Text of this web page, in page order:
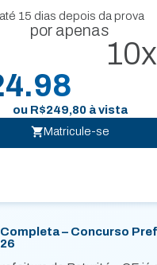
– Concurso
15 dias depois da prova
por apenas
ou R$249,80à vista
Matricule-se